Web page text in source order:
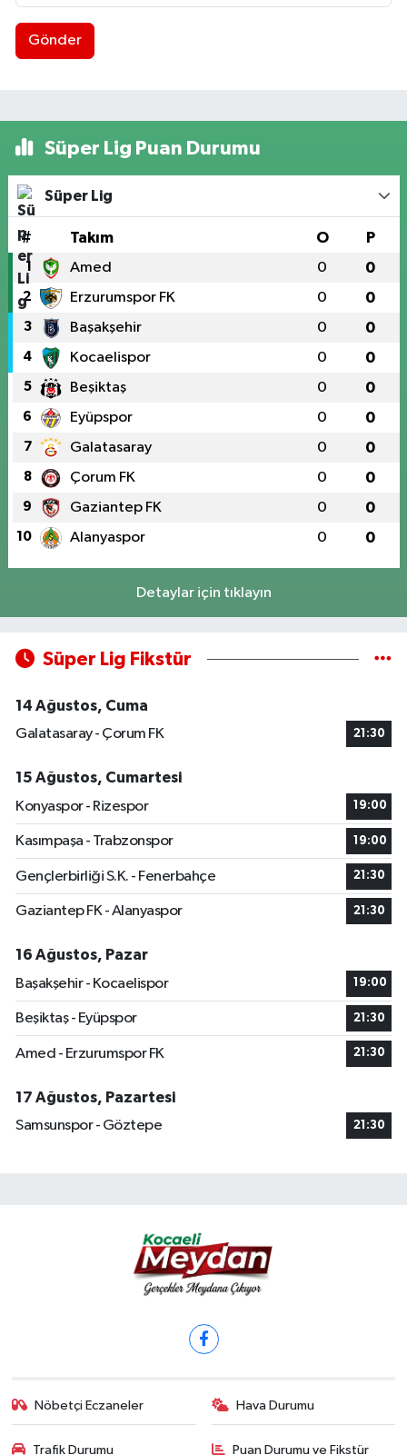
Gönder
Süper Lig Puan Durumu
Süper Lig
# Takım O P
1 Amed 0 0
2 Erzurumspor FK 0 0
3 Başakşehir 0 0
4 Kocaelispor 0 0
5 Beşiktaş 0 0
6 Eyüpspor 0 0
7 Galatasaray 0 0
8 Çorum FK 0 0
9 Gaziantep FK 0 0
10 Alanyaspor 0 0
Detaylar için tıklayın
Süper Lig Fikstür
14 Ağustos, Cuma
Galatasaray - Çorum FK
21:30
15 Ağustos, Cumartesi
Konyaspor - Rizespor
19:00
Kasımpaşa - Trabzonspor 19:00
Gençlerbirliği S.K. - Fenerbahçe 21:30
Gaziantep FK - Alanyaspor 21:30
16 Ağustos, Pazar
Başakşehir - Kocaelispor
19:00
Beşiktaş - Eyüpspor 21:30
Amed - Erzurumspor FK 21:30
17 Ağustos, Pazartesi
Samsunspor - Göztepe
21:30
Nöbetçi Eczaneler Hava Durumu
Trafik Durumu Puan Durumu ve Fikstür